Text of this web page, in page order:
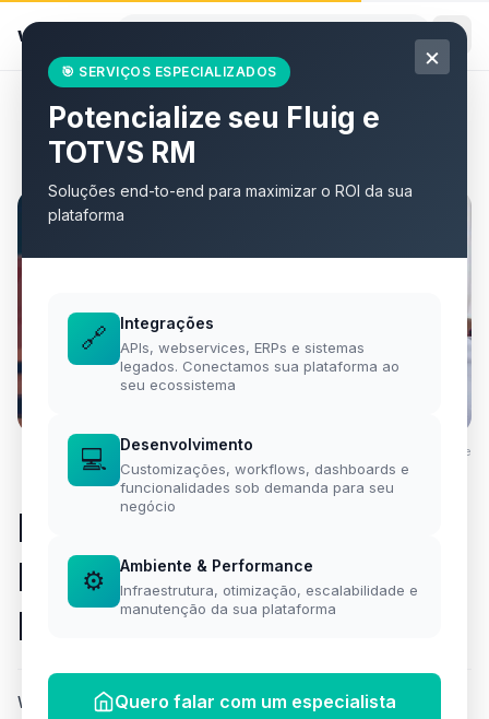
willian
Todos os artigos
Foto por Vitaly Gariev Unsplash License
Integre o TOTVS
Educacional com o
Moodle.
Willian Silva·6 de fevereiro de 2019· 1 min de leitura
×
🎯 SERVIÇOS ESPECIALIZADOS
Potencialize seu Fluig e
TOTVS RM
Soluções end-to-end para maximizar o ROI da sua
plataforma
🔗 Integrações
APIs, webservices, ERPs e sistemas
legados. Conectamos sua plataforma ao
seu ecossistema
💻 Desenvolvimento
Customizações, workflows, dashboards e
funcionalidades sob demanda para seu
negócio
⚙️ Ambiente & Performance
Infraestrutura, otimização, escalabilidade e
manutenção da sua plataforma
Quero falar com um especialista